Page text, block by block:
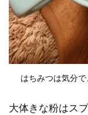
はちみつは気分
大体きな粉はス